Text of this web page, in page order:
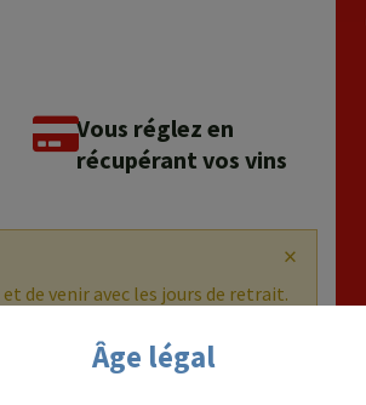
Vous réglez en
récupérant vos vins
et de venir avec les jours de retrait.
×
Âge légal